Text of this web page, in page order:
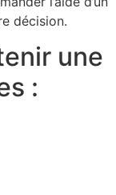
décision.
une
: